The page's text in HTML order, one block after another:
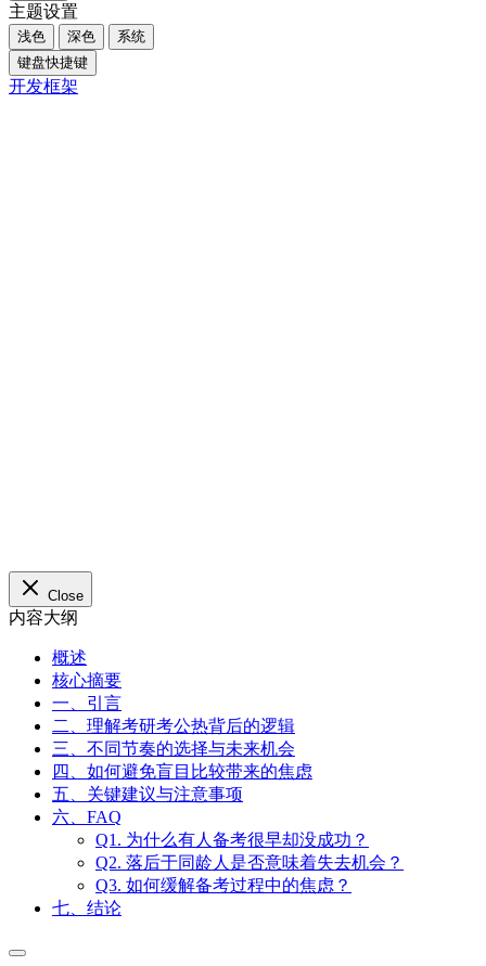
主题设置
浅色 深色
系统
键盘快捷键
开发框架
Close
内容大纲
概述
核心摘要
一、引言
二、理解考研考公热背后的逻辑
三、不同节奏的选择与未来机会
四、如何避免盲目比较带来的焦虑
五、关键建议与注意事项
六、FAQ
Q1. 为什么有人备考很早却没成功？
Q2. 落后于同龄人是否意味着失去机会？
Q3. 如何缓解备考过程中的焦虑？
七、结论